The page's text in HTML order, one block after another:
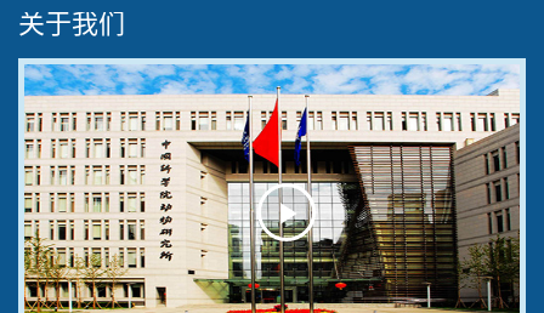
关于我们
Play
Video